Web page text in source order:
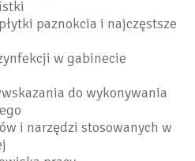
paznokcia i najczęstsze
w gabinecie
do wykonywania
i narzędzi stosowanych w